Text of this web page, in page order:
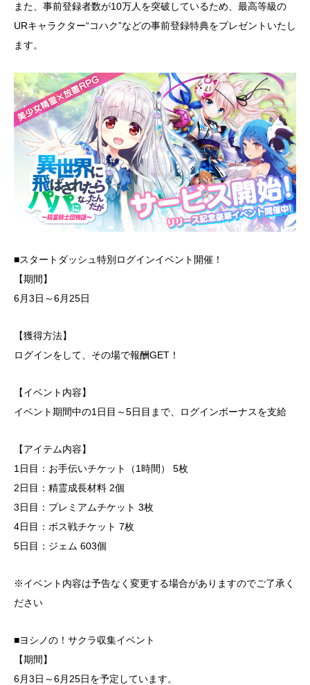
また、事前登録者数が10万人を突破しているため、最高等級の
URキャラクター“コハク”などの事前登録特典をプレゼントいたし
ます。
■スタートダッシュ特別ログインイベント開催！
【期間】
6月3日～6月25日
【獲得方法】
ログインをして、その場で報酬GET！
【イベント内容】
イベント期間中の1日目～5日目まで、ログインボーナスを支給
【アイテム内容】
1日目：お手伝いチケット（1時間） 5枚
2日目：精霊成長材料 2個
3日目：プレミアムチケット 3枚
4日目：ボス戦チケット 7枚
5日目：ジェム 603個
※イベント内容は予告なく変更する場合がありますのでご了承く
ださい
■ヨシノの！サクラ収集イベント
【期間】
6月3日～6月25日を予定しています。